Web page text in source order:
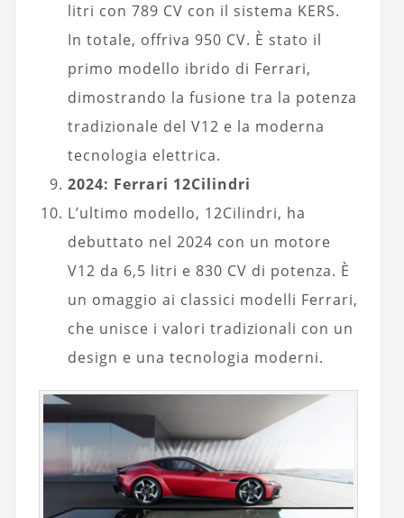
litri con 789 CV con il sistema KERS.
In totale, offriva 950 CV. È stato il
primo modello ibrido di Ferrari,
dimostrando la fusione tra la potenza
tradizionale del V12 e la moderna
tecnologia elettrica.
2024: Ferrari 12Cilindri
L’ultimo modello, 12Cilindri, ha
debuttato nel 2024 con un motore
V12 da 6,5 litri e 830 CV di potenza. È
un omaggio ai classici modelli Ferrari,
che unisce i valori tradizionali con un
design e una tecnologia moderni.